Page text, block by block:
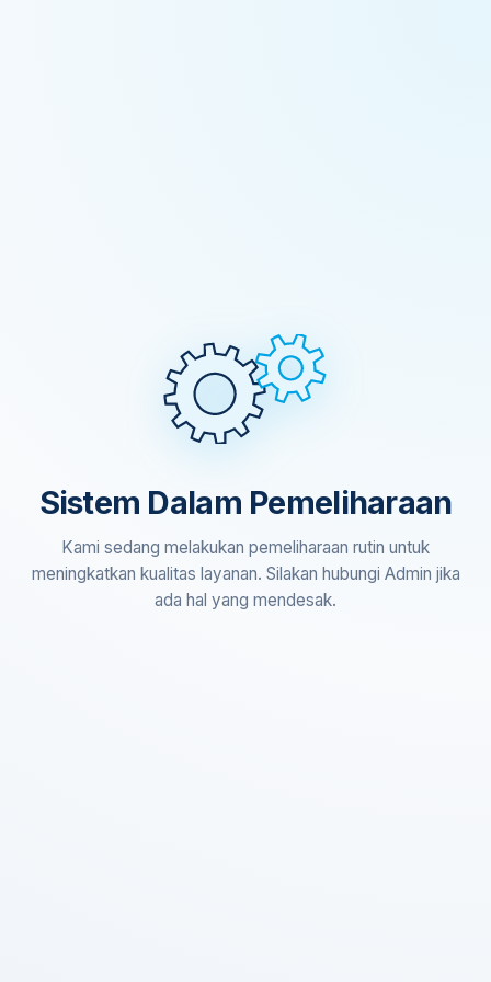
Sistem Dalam Pemeliharaan
Kami sedang melakukan pemeliharaan rutin untuk
meningkatkan kualitas layanan. Silakan hubungi Admin jika
ada hal yang mendesak.